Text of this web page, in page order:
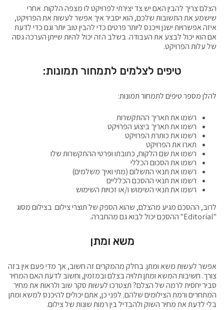
הצלם צריך להבין האם יש צד יצירתי לפרויקט לו מצפה הלקוח. אחרי
שישמע את התשובות שלכם, הוא יסביר איך אפשר לעשות את הפרויקט,
איזה אפשרויות ישנן וייכנס ליותר פרטים כדי להבין טוב יותר וגם כדי לדעת
אם הוא יכול לבצע את העבודה. בשלב הזה יכול להיות שייתן הערכה גסה
של עלות הפרויקט.
טיפים לצלמים לתמחור תמונות:
להלן מספר טיפים לתמחור תמונות:
רשמו את תאריך ההתקשרות
רשמו את תאריך ביצוע הפרויקט
רשמו את כותרת הפרויקט
תארו את הפרויקט
רשמו את שם הלקוח, כתובתו ופרטי ההתקשרות שלו
רשמו את הסכום הכללי
רשמו את תנאי התשלום (מתי ואיך משלמים)
רשמו את תנאי ההסכם הכלליים
רשמו את תנאי השימוש ו/או זכויות השימוש
לרוב, ההסכם מגיע מהצלם, שהוא הספק של תוצרי צילום. בצילום מסוג
"Editorial" ההסכם יכול לבוא גם מהחברה.
משא ומתן
אפשר לעשות משא ומתן. בחלק מהמקרים זה חשוב, אך מדי פעם אין בזה
צורך. חשיבות המשא ומתן תלויה בצלם ובמזמין, וחשוב לדעת האם המחיר
סביר יחסית לרמה של הצלם? תצטרכו לעשות סקר שוב ולראות את מחיר
המתחרים ורמת הצילומים שלהם. לפני כן, אתם יכולים להיכנס למשא ומתן
בלי לדעת את מחיר השוק ולהבדיל בין רמות שונות של צילום.